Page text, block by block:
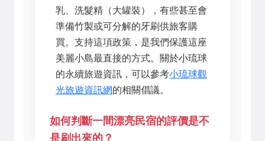
乳、洗髮精（大罐裝），有些甚至會
準備竹製或可分解的牙刷供旅客購
買。支持這項政策，是我們保護這座
美麗小島最直接的方式。關於小琉球
的永續旅遊資訊，可以參考小琉球觀
光旅遊資訊網的相關倡議。
如何判斷一間漂亮民宿的評價是不
是刷出來的？